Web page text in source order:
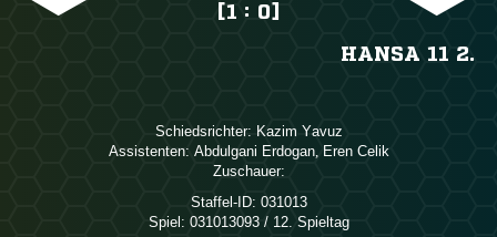
[1 : 0]
HANSA 11 2.
Schiedsrichter:  
Assistenten:  ,  
Zuschauer:
Staffel-ID: 031013
Spiel: 031013093 / 12. Spieltag